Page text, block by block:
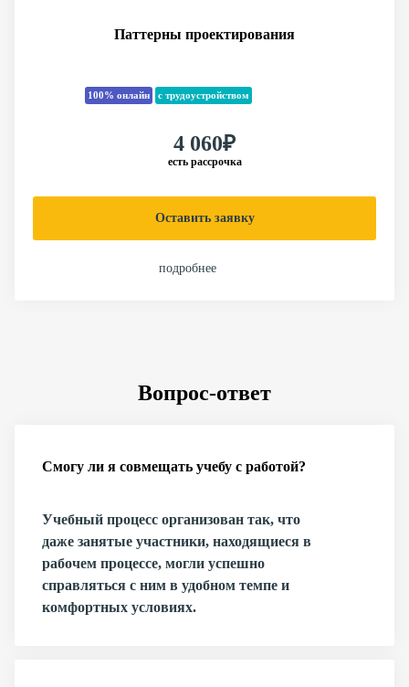
Паттерны проектирования
100% онлайн с трудоустройством
4 060₽
есть рассрочка
Оставить заявку
подробнее
Вопрос-ответ
Смогу ли я совмещать учебу с работой?
Учебный процесс организован так, что
даже занятые участники, находящиеся в
рабочем процессе, могли успешно
справляться с ним в удобном темпе и
комфортных условиях.